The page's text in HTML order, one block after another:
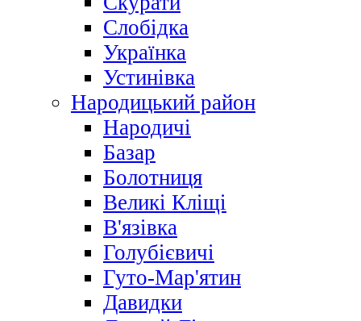
Слобідка
Українка
Устинівка
Народицький район
Народичі
Базар
Болотниця
Великі Кліщі
В'язівка
Голубієвичі
Гуто-Мар'ятин
Давидки